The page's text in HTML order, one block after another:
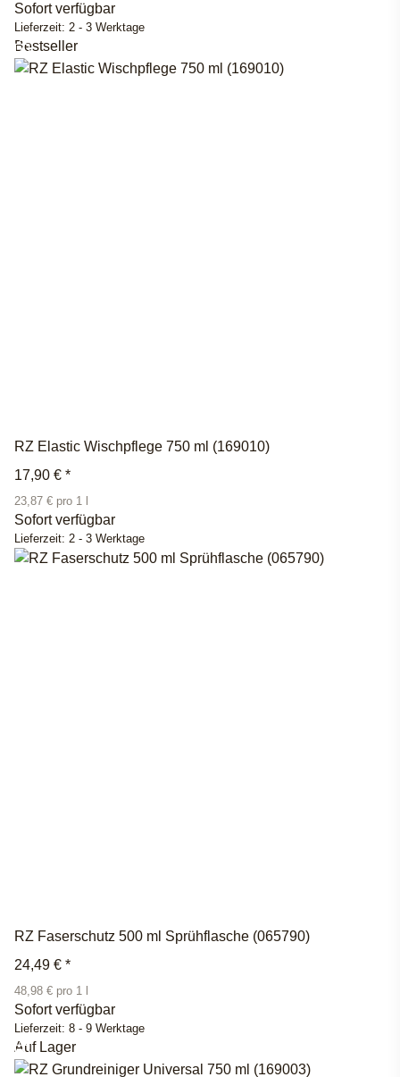
Sofort verfügbar
Lieferzeit: 2 - 3 Werktage
Bestseller
RZ Elastic Wischpflege 750 ml (169010)
17,90 € *
23,87 € pro 1 l
Sofort verfügbar
Lieferzeit: 2 - 3 Werktage
RZ Faserschutz 500 ml Sprühflasche (065790)
24,49 € *
48,98 € pro 1 l
Sofort verfügbar
Lieferzeit: 8 - 9 Werktage
Auf Lager